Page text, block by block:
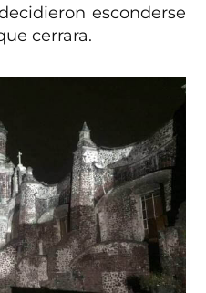
esconderse
cerrara.